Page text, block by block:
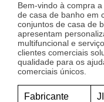
Bem-vindo à compra
de casa de banho em
conjuntos de casa de
apresentam
multifuncional e
clientes comerciais
qualidade para os
comerciais únicos.
Fabricante